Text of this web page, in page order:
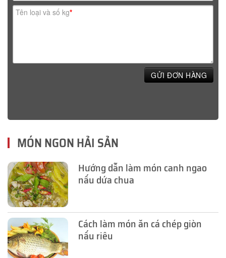
Tên loại và số kg*
GỬI ĐƠN HÀNG
MÓN NGON HẢI SẢN
Hướng dẫn làm món canh ngao
nấu dứa chua
Cách làm món ăn cá chép giòn
nấu riêu